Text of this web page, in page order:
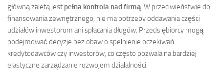
główną zaletą jest pełna kontrola nad firmą. W przeciwieństwie do
finansowania zewnętrznego, nie ma potrzeby oddawania części
udziałów inwestorom ani spłacania długów. Przedsiębiorcy mogą
podejmować decyzje bez obaw o spełnienie oczekiwań
kredytodawców czy inwestorów, co często pozwala na bardziej
elastyczne zarządzanie rozwojem działalności.